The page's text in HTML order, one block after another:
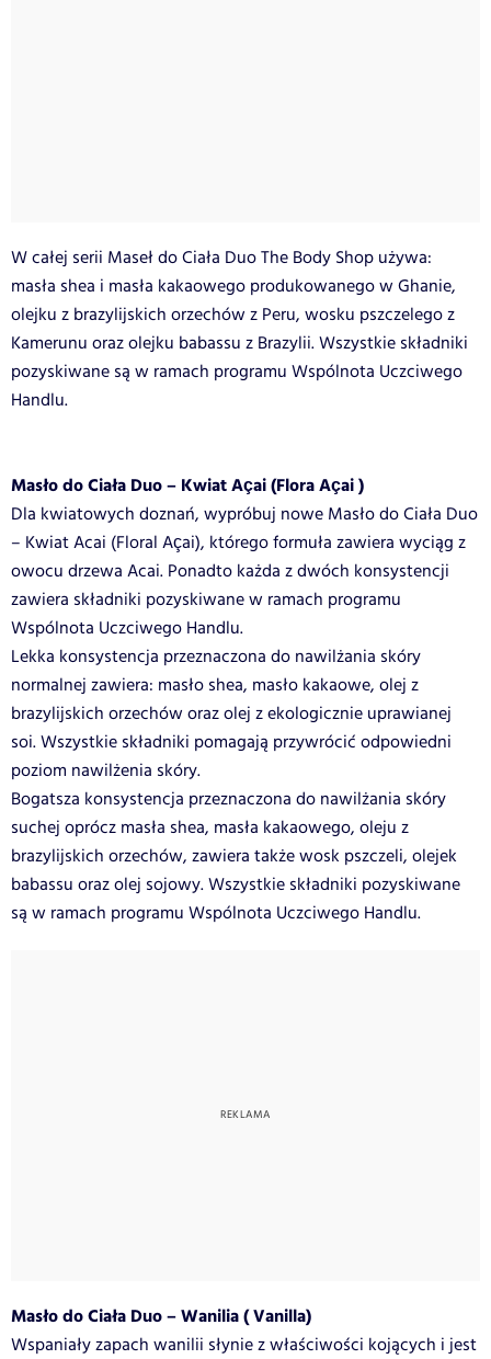
W całej serii Maseł do Ciała Duo The Body Shop używa:
masła shea i masła kakaowego produkowanego w Ghanie,
olejku z brazylijskich orzechów z Peru, wosku pszczelego z
Kamerunu oraz olejku babassu z Brazylii. Wszystkie składniki
pozyskiwane są w ramach programu Wspólnota Uczciwego
Handlu.
Masło do Ciała Duo – Kwiat Açai (Flora Açai )
Dla kwiatowych doznań, wypróbuj nowe Masło do Ciała Duo
– Kwiat Acai (Floral Açai), którego formuła zawiera wyciąg z
owocu drzewa Acai. Ponadto każda z dwóch konsystencji
zawiera składniki pozyskiwane w ramach programu
Wspólnota Uczciwego Handlu.
Lekka konsystencja przeznaczona do nawilżania skóry
normalnej zawiera: masło shea, masło kakaowe, olej z
brazylijskich orzechów oraz olej z ekologicznie uprawianej
soi. Wszystkie składniki pomagają przywrócić odpowiedni
poziom nawilżenia skóry.
Bogatsza konsystencja przeznaczona do nawilżania skóry
suchej oprócz masła shea, masła kakaowego, oleju z
brazylijskich orzechów, zawiera także wosk pszczeli, olejek
babassu oraz olej sojowy. Wszystkie składniki pozyskiwane
są w ramach programu Wspólnota Uczciwego Handlu.
Masło do Ciała Duo – Wanilia ( Vanilla)
Wspaniały zapach wanilii słynie z właściwości kojących i jest